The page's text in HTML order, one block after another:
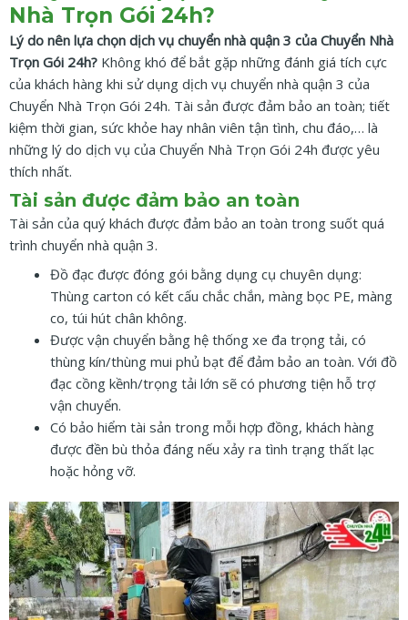
Nhà Trọn Gói 24h?
Lý do nên lựa chọn dịch vụ chuyển nhà quận 3 của Chuyển Nhà
Trọn Gói 24h? Không khó để bắt gặp những đánh giá tích cực
của khách hàng khi sử dụng dịch vụ chuyển nhà quận 3 của
Chuyển Nhà Trọn Gói 24h. Tài sản được đảm bảo an toàn; tiết
kiệm thời gian, sức khỏe hay nhân viên tận tình, chu đáo,… là
những lý do dịch vụ của Chuyển Nhà Trọn Gói 24h được yêu
thích nhất.
Tài sản được đảm bảo an toàn
Tài sản của quý khách được đảm bảo an toàn trong suốt quá
trình chuyển nhà quận 3.
Đồ đạc được đóng gói bằng dụng cụ chuyên dụng:
Thùng carton có kết cấu chắc chắn, màng bọc PE, màng
co, túi hút chân không.
Được vận chuyển bằng hệ thống xe đa trọng tải, có
thùng kín/thùng mui phủ bạt để đảm bảo an toàn. Với đồ
đạc cồng kềnh/trọng tải lớn sẽ có phương tiện hỗ trợ
vận chuyển.
Có bảo hiểm tài sản trong mỗi hợp đồng, khách hàng
được đền bù thỏa đáng nếu xảy ra tình trạng thất lạc
hoặc hỏng vỡ.